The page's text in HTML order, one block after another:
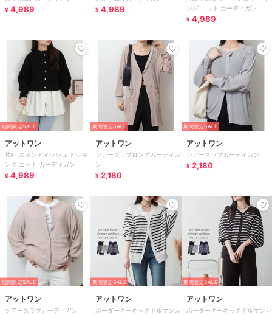
¥ 4,989
¥ 4,989
ング ニット カーディガン
¥ 4,989
期間限定SALE
アットワン
片畦 スポンディッシュ ドッキ
ング ニット カーディガン
¥ 4,989
期間限定SALE
アットワン
シアースラブロングカーディガ
ン
¥ 2,180
期間限定SALE
アットワン
シアースラブカーディガン
¥ 2,180
期間限定SALE
アットワン
シアースラブカーディガン
期間限定SALE
アットワン
ボーダーキーネックドルマンカ
期間限定SALE
アットワン
ボーダーキーネックドルマンカ